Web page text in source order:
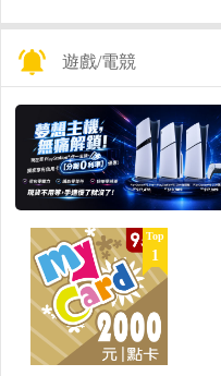
遊戲/電競
Top
1